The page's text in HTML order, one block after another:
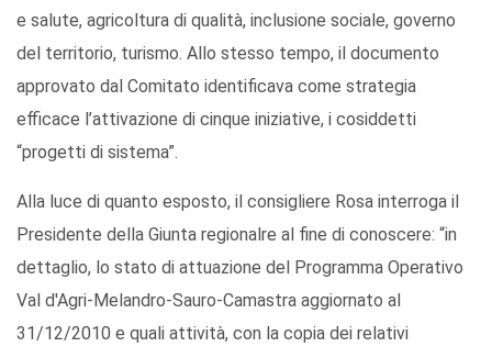
e salute, agricoltura di qualità, inclusione sociale, governo
del territorio, turismo. Allo stesso tempo, il documento
approvato dal Comitato identificava come strategia
efficace l’attivazione di cinque iniziative, i cosiddetti
“progetti di sistema”.
Alla luce di quanto esposto, il consigliere Rosa interroga il
Presidente della Giunta regionalre al fine di conoscere: “in
dettaglio, lo stato di attuazione del Programma Operativo
Val d'Agri-Melandro-Sauro-Camastra aggiornato al
31/12/2010 e quali attività, con la copia dei relativi